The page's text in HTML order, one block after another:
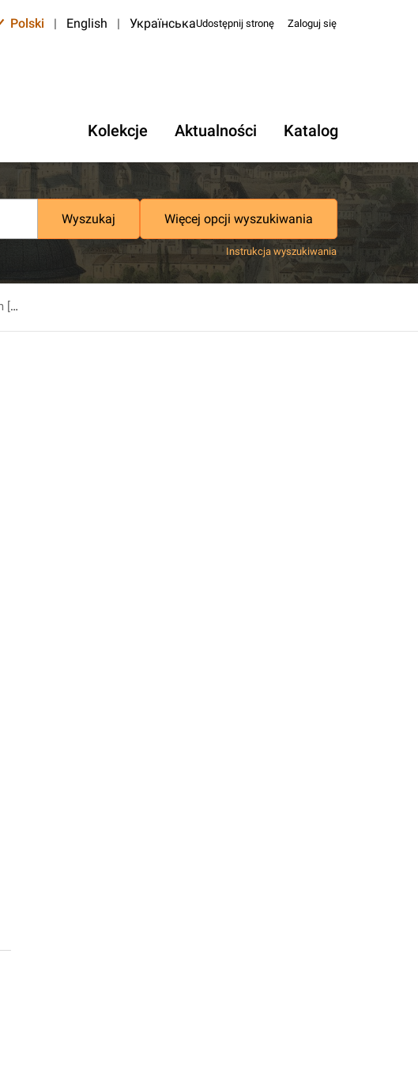
Polski | English | УкраїнськаUdostępnij stronę Zaloguj się
Kolekcje Aktualności Katalog
Wyszukaj Więcej opcji wyszukiwania
Instrukcja wyszukiwania
De statu provinciarum Germaniae Slavicarum [...]